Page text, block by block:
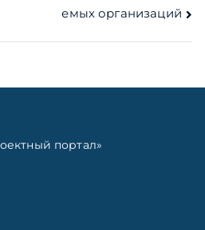
емых организаций
портал»